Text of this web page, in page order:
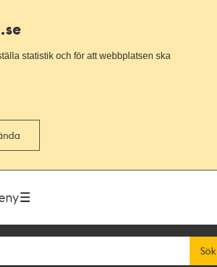
statistik och för att webbplatsen ska
Sök